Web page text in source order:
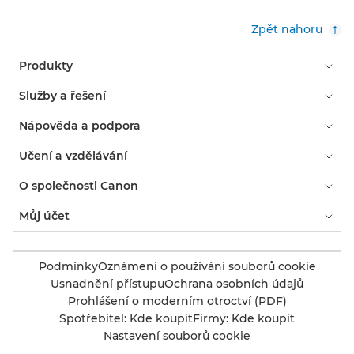
Zpět nahoru
Produkty
Služby a řešení
Nápověda a podpora
Učení a vzdělávání
O společnosti Canon
Můj účet
PodmínkyOznámení o používání souborů cookie
Usnadnění přístupuOchrana osobních údajů
Prohlášení o moderním otroctví (PDF)
Spotřebitel: Kde koupitFirmy: Kde koupit
Nastavení souborů cookie